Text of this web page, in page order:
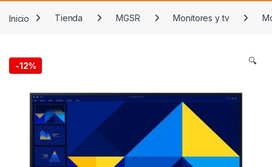
Inicio Tienda MGSR Monitores y tv
-12% 🔍